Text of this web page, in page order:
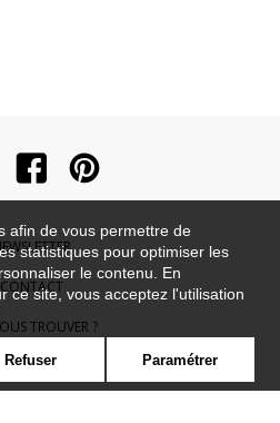
CONTACT
TROUVER ?
CONTRACT
afin de vous permettre de
statistiques pour optimiser les
le contenu. En
ce site, vous acceptez l'utilisation
Refuser Paramétrer